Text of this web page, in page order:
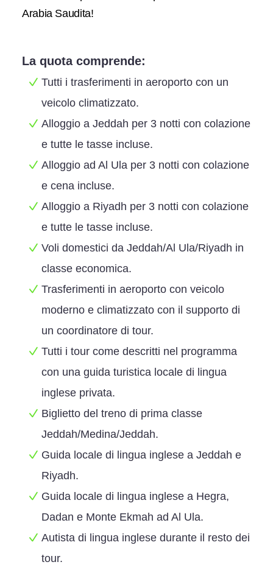
Arabia Saudita!
La quota comprende:
Tutti i trasferimenti in aeroporto con un
veicolo climatizzato.
Alloggio a Jeddah per 3 notti con colazione
e tutte le tasse incluse.
Alloggio ad Al Ula per 3 notti con colazione
e cena incluse.
Alloggio a Riyadh per 3 notti con colazione
e tutte le tasse incluse.
Voli domestici da Jeddah/Al Ula/Riyadh in
classe economica.
Trasferimenti in aeroporto con veicolo
moderno e climatizzato con il supporto di
un coordinatore di tour.
Tutti i tour come descritti nel programma
con una guida turistica locale di lingua
inglese privata.
Biglietto del treno di prima classe
Jeddah/Medina/Jeddah.
Guida locale di lingua inglese a Jeddah e
Riyadh.
Guida locale di lingua inglese a Hegra,
Dadan e Monte Ekmah ad Al Ula.
Autista di lingua inglese durante il resto dei
tour.